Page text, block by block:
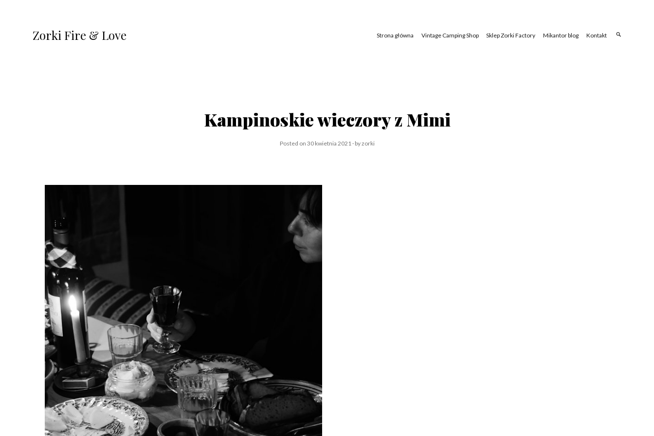
Zorki Fire & Love Strona główna Vintage Camping Shop Sklep Zorki Factory Mikantor blog Kontakt
Kampinoskie wieczory z Mimi
Posted on 30 kwietnia 2021 byzorki